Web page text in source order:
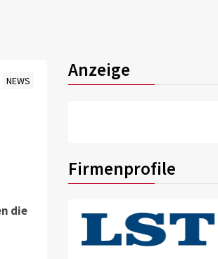
NEWS
die
Anzeige
Firmenprofile